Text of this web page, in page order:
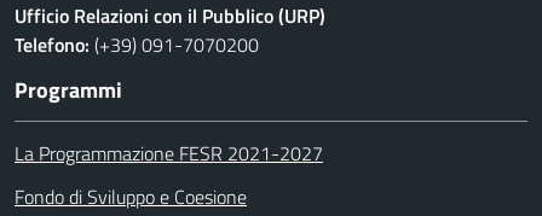
Ufficio Relazioni con il Pubblico (URP)
Telefono: (+39) 091-7070200
Programmi
La Programmazione FESR 2021-2027
Fondo di Sviluppo e Coesione